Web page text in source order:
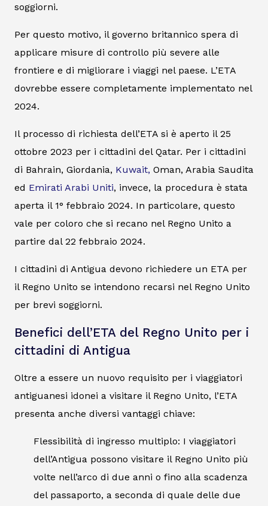
soggiorni.
Per questo motivo, il governo britannico spera di
applicare misure di controllo più severe alle
frontiere e di migliorare i viaggi nel paese. L’ETA
dovrebbe essere completamente implementato nel
2024.
Il processo di richiesta dell’ETA si è aperto il 25
ottobre 2023 per i cittadini del Qatar. Per i cittadini
di Bahrain, Giordania, Kuwait, Oman, Arabia Saudita
ed Emirati Arabi Uniti, invece, la procedura è stata
aperta il 1° febbraio 2024. In particolare, questo
vale per coloro che si recano nel Regno Unito a
partire dal 22 febbraio 2024.
I cittadini di Antigua devono richiedere un ETA per
il Regno Unito se intendono recarsi nel Regno Unito
per brevi soggiorni.
Benefici dell’ETA del Regno Unito per i
cittadini di Antigua
Oltre a essere un nuovo requisito per i viaggiatori
antiguanesi idonei a visitare il Regno Unito, l’ETA
presenta anche diversi vantaggi chiave:
Flessibilità di ingresso multiplo: I viaggiatori
dell’Antigua possono visitare il Regno Unito più
volte nell’arco di due anni o fino alla scadenza
del passaporto, a seconda di quale delle due